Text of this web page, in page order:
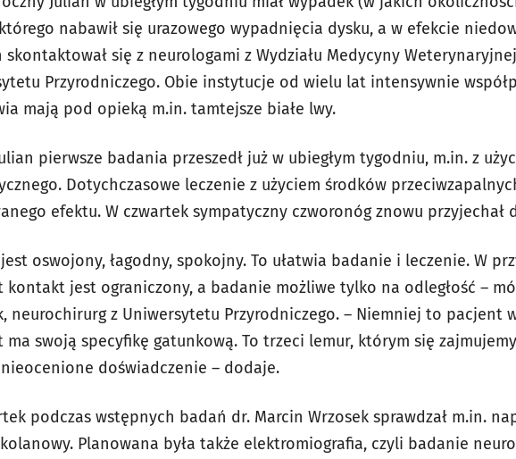
nabawił się urazowego wypadnięcia dysku, a w efekcie
skontaktował się z neurologami z Wydziału Medycyny
Przyrodniczego. Obie instytucje od wielu lat intensywnie
mają pod opieką m.in. tamtejsze białe lwy.
pierwsze badania przeszedł już w ubiegłym tygodniu, m.in. z
Dotychczasowe leczenie z użyciem środków
efektu. W czwartek sympatyczny czworonóg znowu przyjechał
oswojony, łagodny, spokojny. To ułatwia badanie i leczenie. W
kontakt jest ograniczony, a badanie możliwe tylko na odległość –
neurochirurg z Uniwersytetu Przyrodniczego. – Niemniej to pacjent
ma swoją specyfikę gatunkową. To trzeci lemur, którym się
doświadczenie – dodaje.
podczas wstępnych badań dr. Marcin Wrzosek sprawdzał m.in.
Planowana była także elektromiografia, czyli badanie